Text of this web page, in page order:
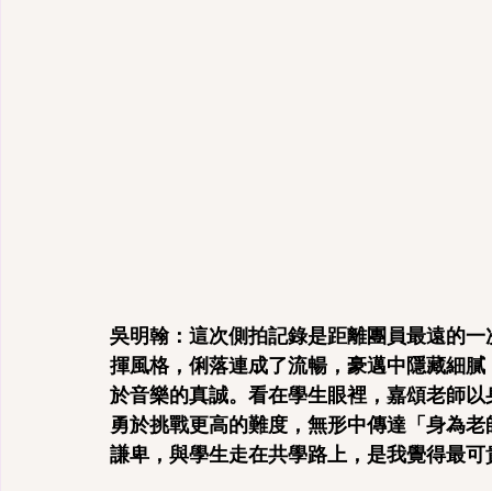
吳明翰：這次側拍記錄是距離團員最遠的
揮風格，俐落連成了流暢，豪邁中隱藏細
於音樂的真誠。看在學生眼裡，嘉頌老師
勇於挑戰更高的難度，無形中傳達「身為
謙卑，與學生走在共學路上，是我覺得最可